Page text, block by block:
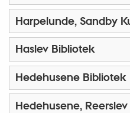
Harpelunde, Sandby
Haslev Bibliotek
Hedehusene Bibliotek
Hedehusene,